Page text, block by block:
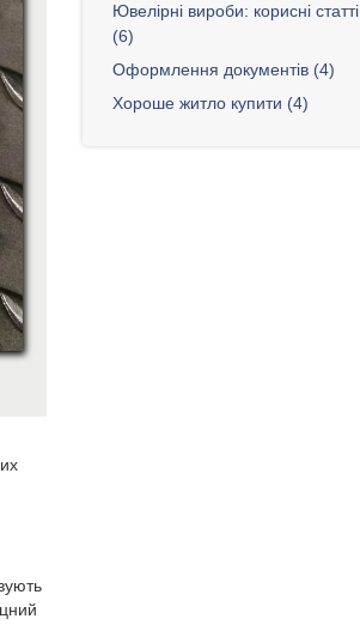
Ювелірні вироби: корисні статті
(6)
Оформлення документів (4)
Хороше житло купити (4)